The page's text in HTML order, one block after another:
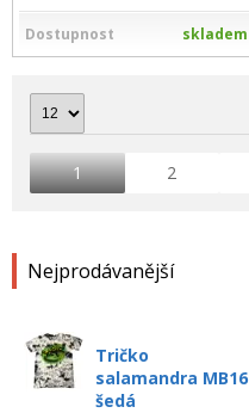
Nejprodávanější
Tričko
salamandra MB16
šedá
Dostupnost skladem
1 2